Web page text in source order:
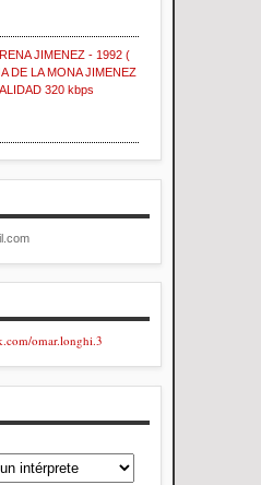
JIMENEZ - 1992 (
DE LA MONA JIMENEZ
320 kbps
omar.longhi.3